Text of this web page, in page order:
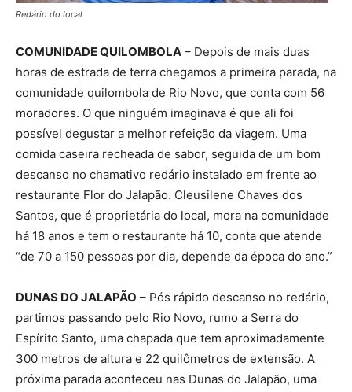
Redário do local
COMUNIDADE QUILOMBOLA – Depois de mais duas
horas de estrada de terra chegamos a primeira parada, na
comunidade quilombola de Rio Novo, que conta com 56
moradores. O que ninguém imaginava é que ali foi
possível degustar a melhor refeição da viagem. Uma
comida caseira recheada de sabor, seguida de um bom
descanso no chamativo redário instalado em frente ao
restaurante Flor do Jalapão. Cleusilene Chaves dos
Santos, que é proprietária do local, mora na comunidade
há 18 anos e tem o restaurante há 10, conta que atende
“de 70 a 150 pessoas por dia, depende da época do ano.”
DUNAS DO JALAPÃO – Pós rápido descanso no redário,
partimos passando pelo Rio Novo, rumo a Serra do
Espírito Santo, uma chapada que tem aproximadamente
300 metros de altura e 22 quilômetros de extensão. A
próxima parada aconteceu nas Dunas do Jalapão, uma